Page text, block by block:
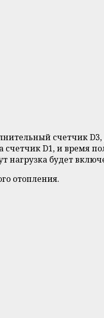
счетчик D3,
D1, и время
нагрузка будет
отопления.